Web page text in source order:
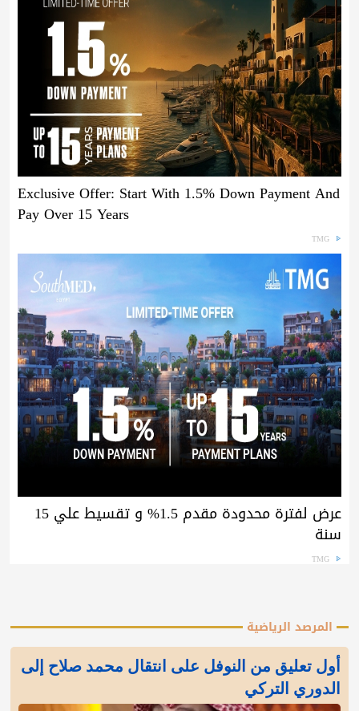
Exclusive Offer: Start With 1.5% Down Payment And
Pay Over 15 Years
TMG
عرض لفترة محدودة مقدم 1.5% و تقسيط علي 15
سنة
TMG
المرصد الرياضية
أول تعليق من النوفل على انتقال محمد صلاح إلى
الدوري التركي